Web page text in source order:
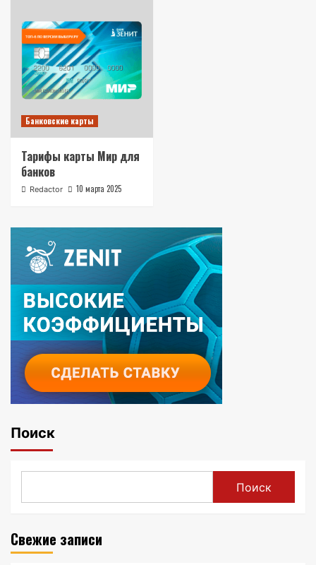
Банковские карты
Тарифы карты Мир для
банков
Redactor 10 марта 2025
Поиск
Поиск
Свежие записи